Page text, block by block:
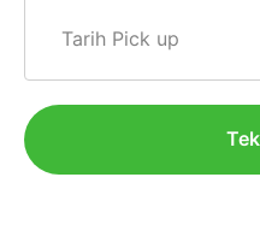
Tarih Pick up